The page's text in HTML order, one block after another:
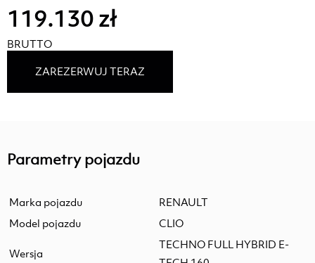
119.130 zł
BRUTTO
ZAREZERWUJ TERAZ
Parametry pojazdu
Marka pojazdu
RENAULT
Model pojazdu
CLIO
Wersja
TECHNO FULL HYBRID E-